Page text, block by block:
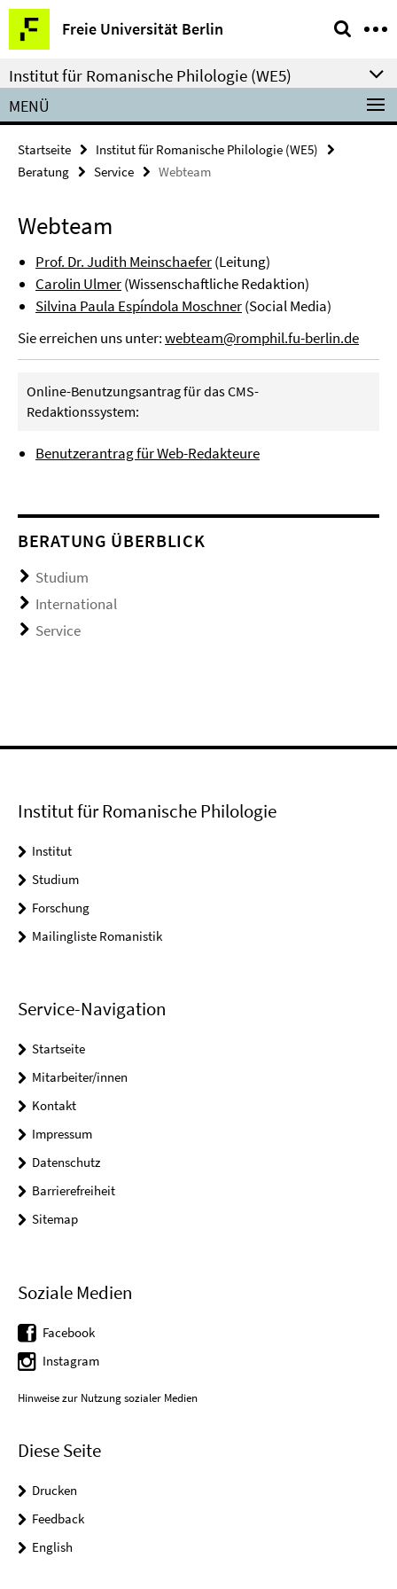
Springe
direkt
zu
Inhalt
Freie Universität Berlin
Service-
Navigation
Institut für Romanische Philologie (WE5)
MENÜ
Startseite
Institut für Romanische Philologie (WE5)
Beratung
Service Webteam
Webteam
Prof. Dr. Judith Meinschaefer(Leitung)
Carolin Ulmer(Wissenschaftliche Redaktion)
Silvina Paula Espíndola Moschner(Social Media)
Sie erreichen uns unter:webteam@romphil.fu-berlin.de
Online-Benutzungsantrag für das CMS-
Redaktionssystem:
Benutzerantrag für Web-Redakteure
BERATUNG ÜBERBLICK
Studium
International
Service
Institut für Romanische Philologie
Institut
Studium
Forschung
Mailingliste Romanistik
Service-Navigation
Startseite
Mitarbeiter/innen
Kontakt
Impressum
Datenschutz
Barrierefreiheit
Sitemap
Soziale Medien
Facebook
Instagram
Hinweise zur Nutzung sozialer Medien
Diese Seite
Drucken
Feedback
English